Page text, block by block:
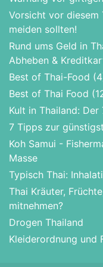
Vorsicht vor diesem
meiden sollten!
Rund ums Geld in
Abheben &
Best of Thai-Food
Best of Thai Food
Kult in Thailand:
7 Tipps zur
Koh Samui -
Masse
Typisch Thai:
Thai Kräuter,
mitnehmen?
Drogen Thailand
Kleiderordnung und